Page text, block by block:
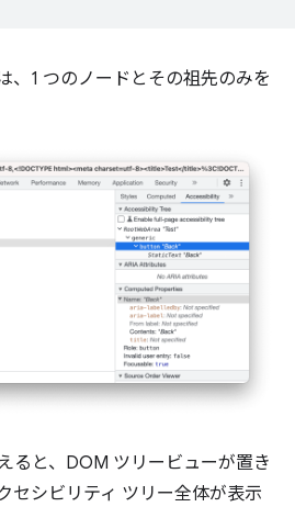
、1 つのノードとその祖先のみを
ると、DOM ツリービューが置き
セシビリティ ツリー全体が表示